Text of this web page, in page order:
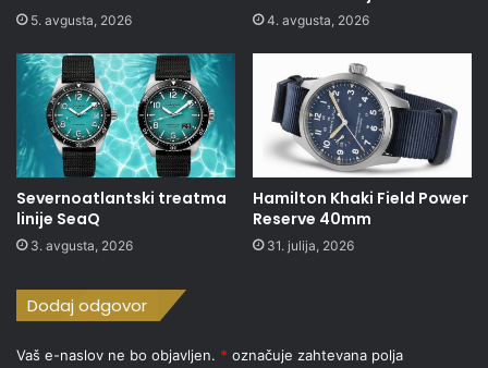
5. avgusta, 2026 4. avgusta, 2026
Severnoatlantski treatma
linije SeaQ
3. avgusta, 2026
Hamilton Khaki Field Power
Reserve 40mm
31. julija, 2026
Dodaj odgovor
Vaš e-naslov ne bo objavljen. * označuje zahtevana polja